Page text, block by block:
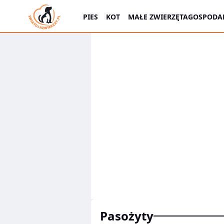
PIES KOT MAŁE ZWIERZĘTA
pasożyty